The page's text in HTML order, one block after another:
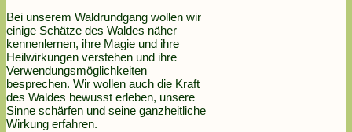
Bei unserem Waldrundgang wollen wir
einige Schätze des Waldes näher
kennenlernen, ihre Magie und ihre
Heilwirkungen verstehen und ihre
Verwendungsmöglichkeiten
besprechen. Wir wollen auch die Kraft
des Waldes bewusst erleben, unsere
Sinne schärfen und seine ganzheitliche
Wirkung erfahren.